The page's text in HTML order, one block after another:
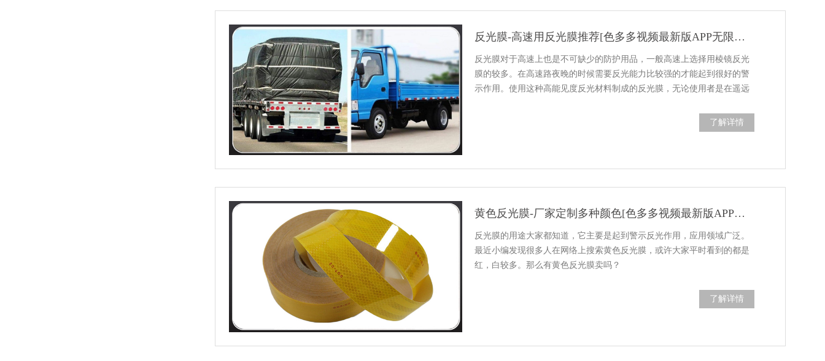
反光膜-高速用反光膜推荐[色多多视频最新版APP无限胶带]
反光膜对于高速上也是不可缺少的防护用品，一般高速上选择用棱镜反光
膜的较多。在高速路夜晚的时候需要反光能力比较强的才能起到很好的警
示作用。使用这种高能见度反光材料制成的反光膜，无论使用者是在遥远
了解详情
黄色反光膜-厂家定制多种颜色[色多多视频最新版APP无限胶带]
反光膜的用途大家都知道，它主要是起到警示反光作用，应用领域广泛。
最近小编发现很多人在网络上搜索黄色反光膜，或许大家平时看到的都是
红，白较多。那么有黄色反光膜卖吗？
了解详情